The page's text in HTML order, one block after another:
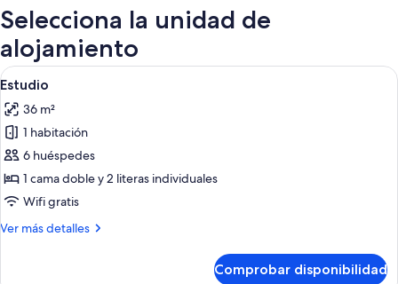
(centro
comercial)
Selecciona la unidad de
alojamiento
Abrir
todas
las
fotos
de
Estudio
Dos ventiladores de pie, uno en el
21
Estudio
36 m²
1 habitación
6 huéspedes
1 cama doble y 2 literas individuales
Wifi gratis
Ver más detalles
Más
Comprobar disponibilidad